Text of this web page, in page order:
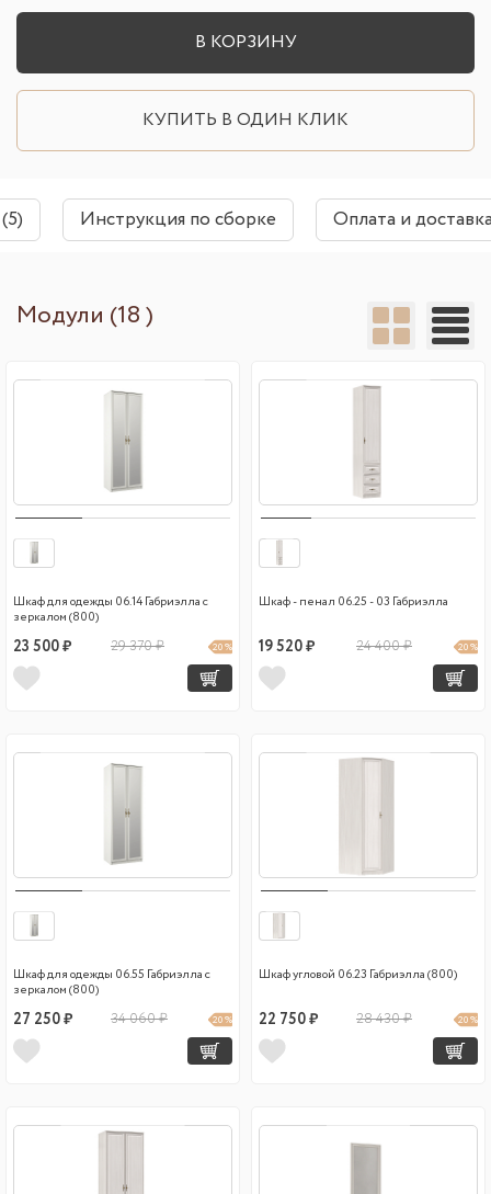
В КОРЗИНУ
КУПИТЬ В ОДИН КЛИК
Инструкция по сборке Оплата и
Модули (18 )
Шкаф для одежды 06.14 Габриэлла с
зеркалом (800)
23 500 ₽ 29 370 ₽ 20 %
Шкаф - пенал 06.25 - 03 Габриэлла
19 520 ₽ 24 400 ₽ 20 %
Шкаф для одежды 06.55 Габриэлла с
зеркалом (800)
27 250 ₽ 34 060 ₽ 20 %
Шкаф угловой 06.23 Габриэлла (800)
22 750 ₽ 28 430 ₽ 20 %